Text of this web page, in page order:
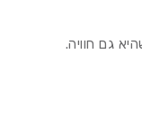
גם חוויה.